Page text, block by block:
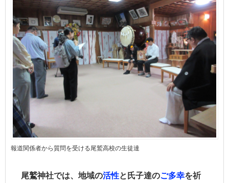
報道関係者から質問を受ける尾鷲高校の生徒達
尾鷲神社では、地域の活性と氏子達のご多幸を祈